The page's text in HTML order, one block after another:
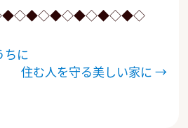
ちに
住む人を守る美しい家に →